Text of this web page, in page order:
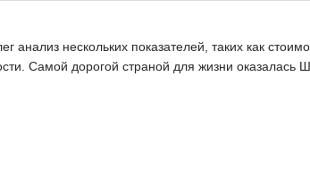
анализ нескольких показателей, таких как
Самой дорогой страной для жизни оказалась